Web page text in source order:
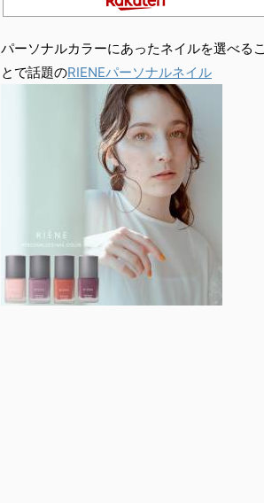
パーソナルカラーにあったネイルを選べるこ
とで話題のRIENEパーソナルネイル